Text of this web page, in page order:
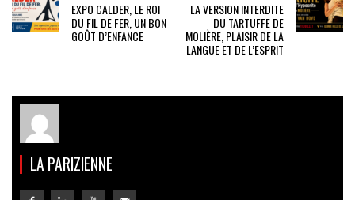
EXPO CALDER, LE ROI
DU FIL DE FER, UN BON
GOÛT D’ENFANCE
LA VERSION INTERDITE
DU TARTUFFE DE
MOLIÈRE, PLAISIR DE LA
LANGUE ET DE L’ESPRIT
LA PARIZIENNE